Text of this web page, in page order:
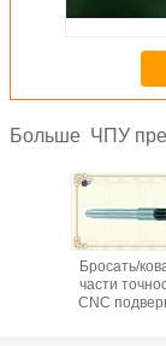
Больше ЧПУ
Бросать/
части
CNC